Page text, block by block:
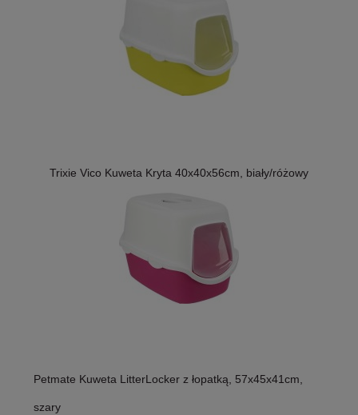
Trixie Vico Kuweta Kryta 40x40x56cm, biały/różowy
Petmate Kuweta LitterLocker z łopatką, 57x45x41cm,
szary